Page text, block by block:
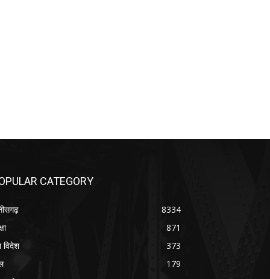
CATEGORY
8334
871
विदेश
373
179